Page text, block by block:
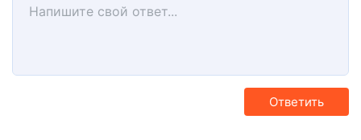
Размер шрифта
9
Цвет текста
Шрифт Arial
ВыравниваниеПо левому краю
Выравнивание текста
Формат параграфа
Заголовок 2
Зачёркнутый
СмайлыМультицитата
МедиаВставить таблицу
Вставить горизонтальную линию
Спойлер
Повторить
Переключить режим работы редактора
Удалить форматирование
ЧерновикиСохранить черновик
Напишите свой ответ...
Ответить